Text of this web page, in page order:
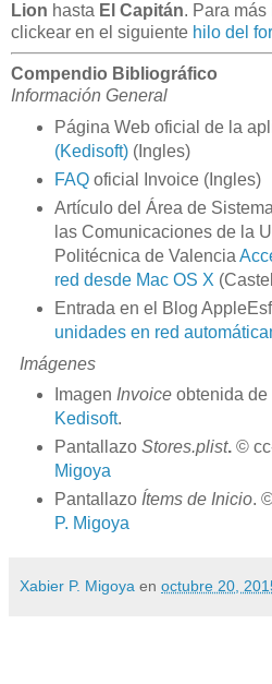
Lion hasta El Capitán. Para
clickear en el siguiente hilo del
Compendio Bibliográfico
Información General
Página Web oficial de la
(Kedisoft)(Ingles)
FAQoficial Invoice (Ingles)
Artículo del Área de
las Comunicaciones de la
Politécnica de Valencia
red desde Mac OS X
Entrada en el Blog
unidades en red
Imágenes
Imagen Invoiceobtenida de
Kedisoft.
Pantallazo Stores.plist. ©
Migoya
Pantallazo Ítems de Inicio.
P. Migoya
Xabier P. Migoya en octubre 20,